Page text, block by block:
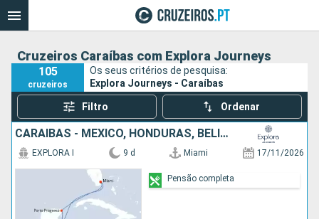
Cruzeiros Caraíbas com Explora Journeys
105
cruzeiros
Os seus critérios de pesquisa:
Explora Journeys - Caraíbas
Filtro Ordenar
CARAIBAS - MEXICO, HONDURAS, BELIZE, BAHAMAS, ESTADOS UNIDOS
EXPLORA I 9 d Miami 17/11/2026
Pensão completa